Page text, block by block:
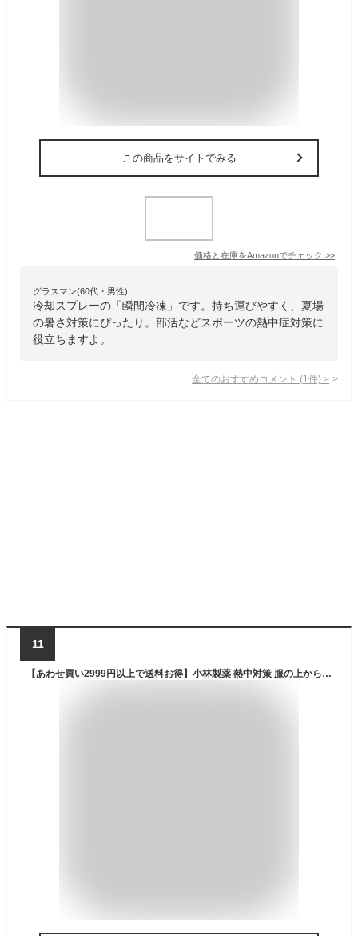
この商品をサイトでみる
価格と在庫をAmazonでチェック >>
グラスマン(60代・男性)
冷却スプレーの「瞬間冷凍」です。持ち運びやすく、夏場
の暑さ対策にぴったり。部活などスポーツの熱中症対策に
役立ちますよ。
全てのおすすめコメント (1 件) >
11
【あわせ買い2999円以上で送料お得】小林製薬 熱中対策 服の上から 極寒スプレー ミニ 無香料 93mL 【AL2605-cool】